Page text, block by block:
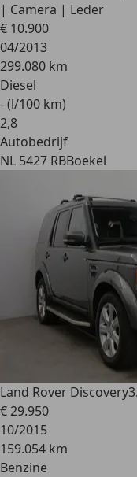
| Camera | Leder
€ 10.900
04/2013
299.080 km
Diesel
- (l/100 km)
2,8
Autobedrijf
NL 5427 RBBoekel
Land Rover Discovery
€ 29.950
10/2015
159.054 km
Benzine